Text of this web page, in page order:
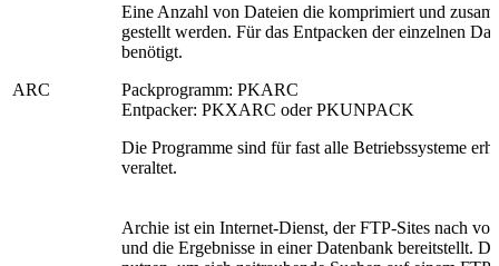
ARC
Eine Anzahl von Dateien die komprimiert und
gestellt werden. Für das Entpacken der einzelnen
benötigt.
Packprogramm: PKARC
Entpacker: PKXARC oder PKUNPACK
Die Programme sind für fast alle Betriebssysteme
veraltet.
Archie ist ein Internet-Dienst, der FTP-Sites nach
und die Ergebnisse in einer Datenbank bereitstellt.